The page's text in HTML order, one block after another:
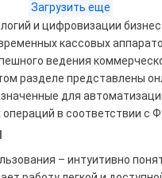
Загрузить еще
и цифровизации
кассовых
ведения
разделе представлены
для
в соответствии с
– интуитивно